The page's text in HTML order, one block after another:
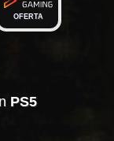
OFERTA
PS5